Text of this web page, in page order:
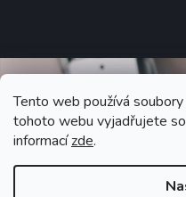
Tento web používá
tohoto webu vyjadřujete
informacízde.